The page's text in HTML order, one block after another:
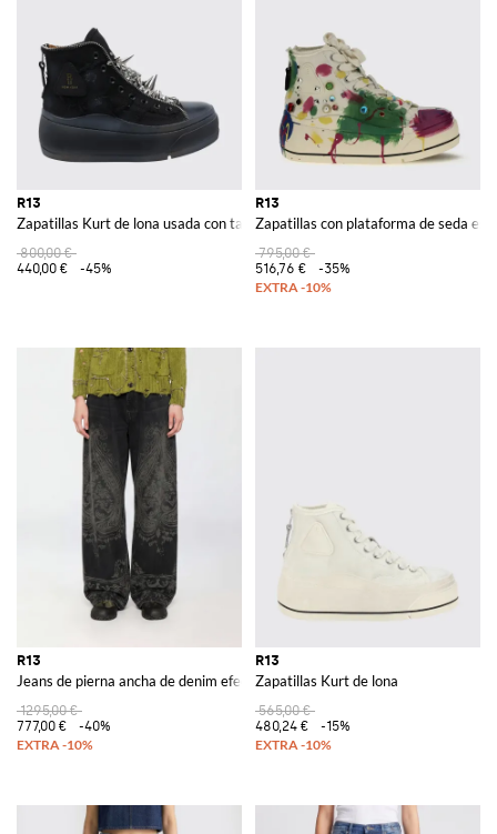
R13
Zapatillas Kurt de lona usada con tachuelas
800,00 €
440,00 €
-45%
R13
Zapatillas con plataforma de seda
795,00 €
516,76 €
-35%
R13
Jeans de pierna ancha de denim efecto usado
1295,00 €
777,00 €
-40%
R13
Zapatillas Kurt de lona
565,00 €
480,24 €
-15%